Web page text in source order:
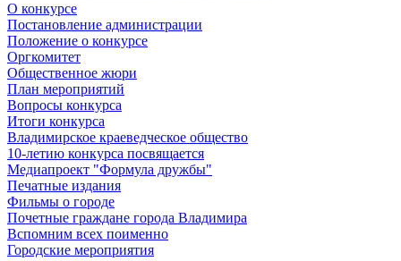
О конкурсе
Постановление администрации
Положение о конкурсе
Оргкомитет
Общественное жюри
План мероприятий
Вопросы конкурса
Итоги конкурса
Владимирское краеведческое общество
10-летию конкурса посвящается
Медиапроект "Формула дружбы"
Печатные издания
Фильмы о городе
Почетные граждане города Владимира
Вспомним всех поименно
Городские мероприятия